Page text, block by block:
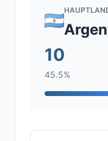
10
45.5%